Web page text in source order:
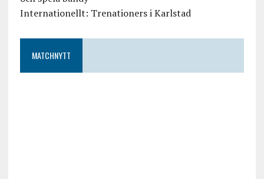
Internationellt: Trenationers i Karlstad
MATCHNYTT